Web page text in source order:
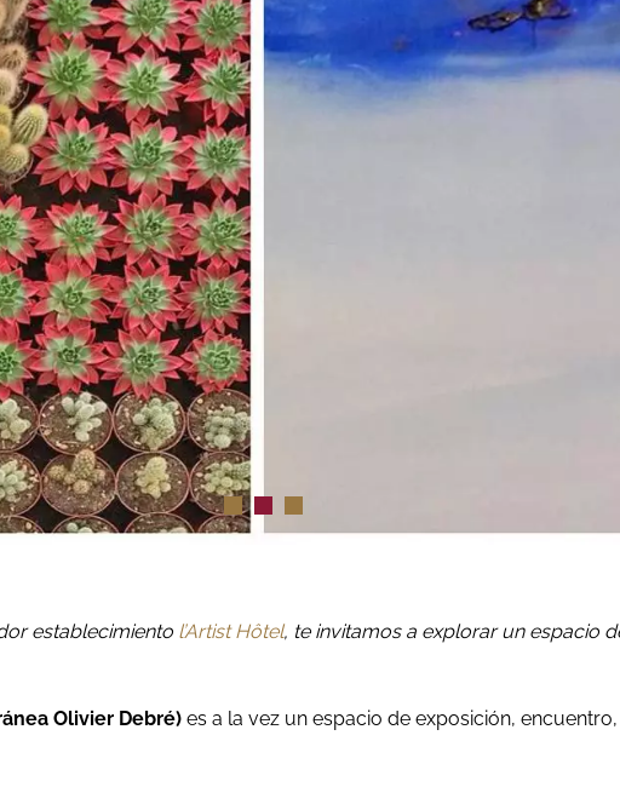
establecimiento l’Artist Hôtel, te invitamos a explorar un espacio
Olivier Debré) es a la vez un espacio de exposición,